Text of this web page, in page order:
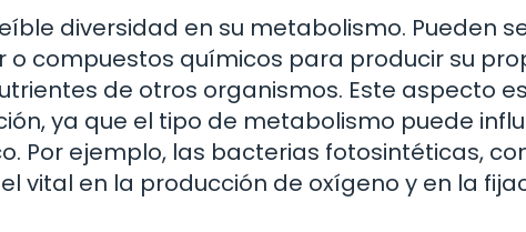
diversidad en su metabolismo. Pueden
o compuestos químicos para producir su
de otros organismos. Este aspecto es
ya que el tipo de metabolismo puede
Por ejemplo, las bacterias fotosintéticas,
vital en la producción de oxígeno y en la